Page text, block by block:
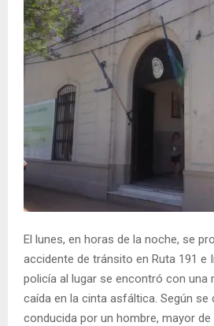
El lunes, en horas de la noche, se
accidente de tránsito en Ruta 191 e
policía al lugar se encontró con una
caída en la cinta asfáltica. Según se
conducida por un hombre, mayor de